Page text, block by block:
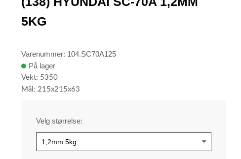
5KG
Varenummer: 104.SC70A125
På lager
Vekt: 5350
Mål: 215x215x63
Velg størrelse: